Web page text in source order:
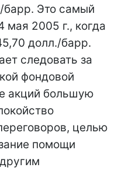
барр. Это самый
мая 2005 г., когда
долл./барр.
следовать за
фондовой
акций большую
целью
помощи